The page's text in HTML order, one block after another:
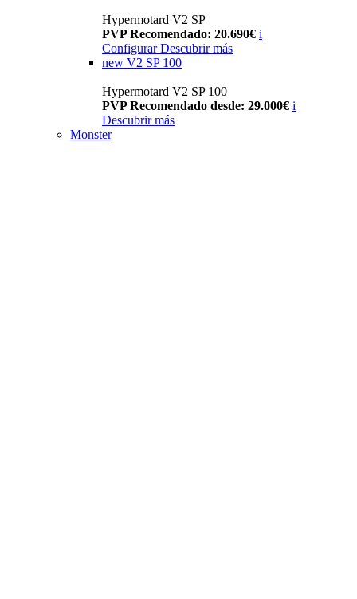
Hypermotard V2 SP
PVP Recomendado: 20.690€ i
Configurar Descubrir más
new V2 SP 100
Hypermotard V2 SP 100
PVP Recomendado desde: 29.000€ i
Descubrir más
Monster